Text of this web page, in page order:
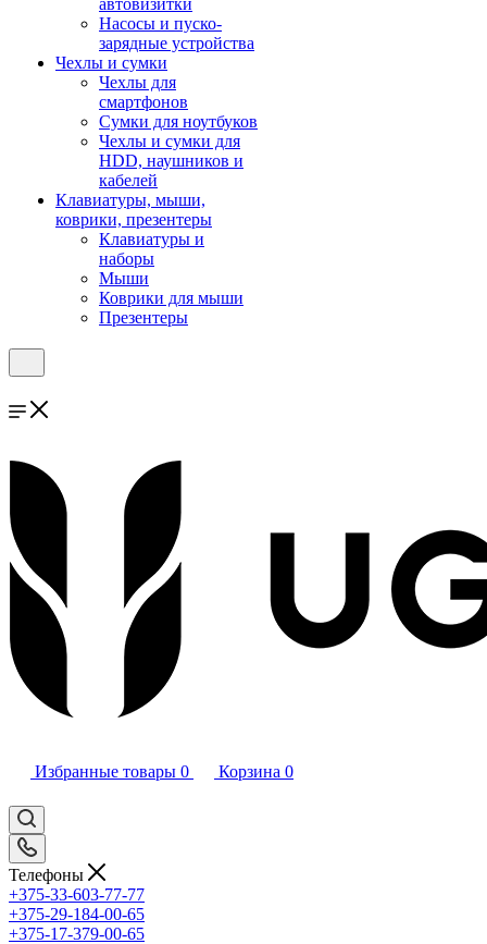
автовизитки
Насосы и пуско-
зарядные устройства
Чехлы и сумки
Чехлы для
смартфонов
Сумки для ноутбуков
Чехлы и сумки для
HDD, наушников и
кабелей
Клавиатуры, мыши,
коврики, презентеры
Клавиатуры и
наборы
Мыши
Коврики для мыши
Презентеры
Избранные товары 0 Корзина 0
Телефоны
+375-33-603-77-77
+375-29-184-00-65
+375-17-379-00-65